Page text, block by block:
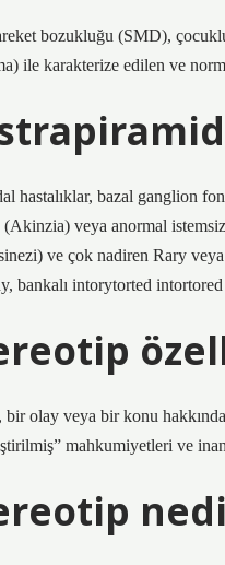
bozukluğu (SMD),
ile karakterize edilen ve
hastalıklar, bazal ganglion
veya anormal
ve çok nadiren Rary
bankalı intorytorted
olay veya bir konu
mahkumiyetleri ve